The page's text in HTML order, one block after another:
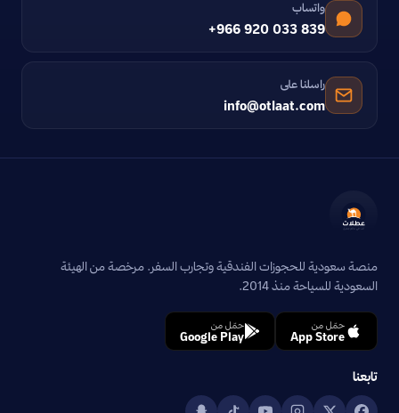
واتساب
+966 920 033 839
راسلنا على
info@otlaat.com
منصة سعودية للحجوزات الفندقية وتجارب السفر. مرخصة من الهيئة
السعودية للسياحة منذ 2014.
حمّل من
App Store
حمّل من
Google Play
تابعنا